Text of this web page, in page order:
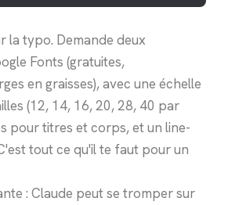
la typo. Demande deux
Fonts (gratuites,
en graisses), avec une échelle
(12, 14, 16, 20, 28, 40 par
pour titres et corps, et un line-
tout ce qu'il te faut pour un
: Claude peut se tromper sur